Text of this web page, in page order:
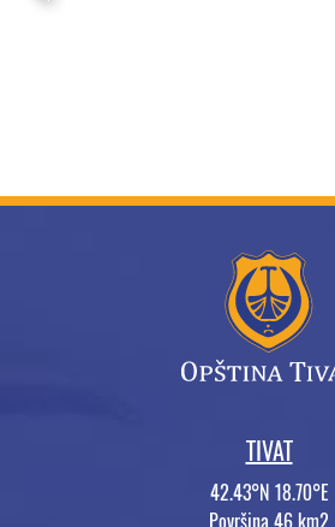
TIVAT
42.43°N 18.70°E